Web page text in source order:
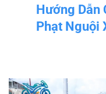
Hướng Dẫn
Phạt Nguội